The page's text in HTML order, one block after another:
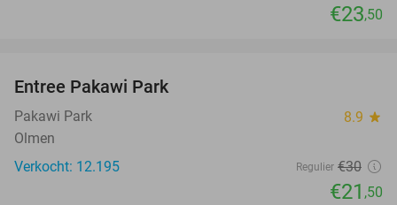
€23,50
Entree Pakawi Park
Pakawi Park 8.9 star
Olmen
Verkocht: 12.195
Regulier €30
€21 ,50